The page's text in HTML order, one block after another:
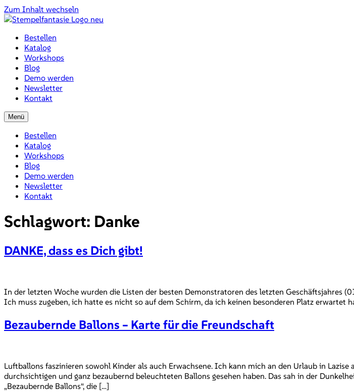
Zum Inhalt wechseln
Bestellen
Katalog
Workshops
Blog
Demo werden
Newsletter
Kontakt
Menü
Bestellen
Katalog
Workshops
Blog
Demo werden
Newsletter
Kontakt
Schlagwort: Danke
DANKE, dass es Dich gibt!
In der letzten Woche wurden die Listen der besten Demonstratoren des letzten
Ich muss zugeben, ich hatte es nicht so auf dem Schirm, da ich keinen besonderen Platz
Bezaubernde Ballons – Karte für die Freundschaft
Luftballons faszinieren sowohl Kinder als auch Erwachsene. Ich kann mich an den Urlaub in
durchsichtigen und ganz bezaubernd beleuchteten Ballons gesehen haben. Das sah in der
„Bezaubernde Ballons“, die […]